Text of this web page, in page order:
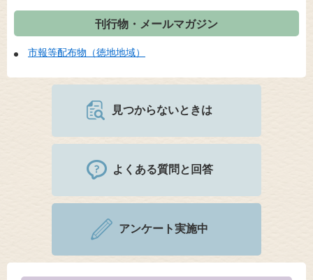
刊行物・メールマガジン
市報等配布物（徳地地域）
見つからないときは
よくある質問と回答
アンケート実施中